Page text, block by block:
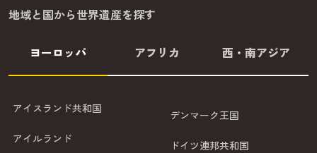
地域と国から世界遺産を探す
ヨーロッパ アフリカ 西・南アジア
アイスランド共和国
アイルランド
デンマーク王国
ドイツ連邦共和国